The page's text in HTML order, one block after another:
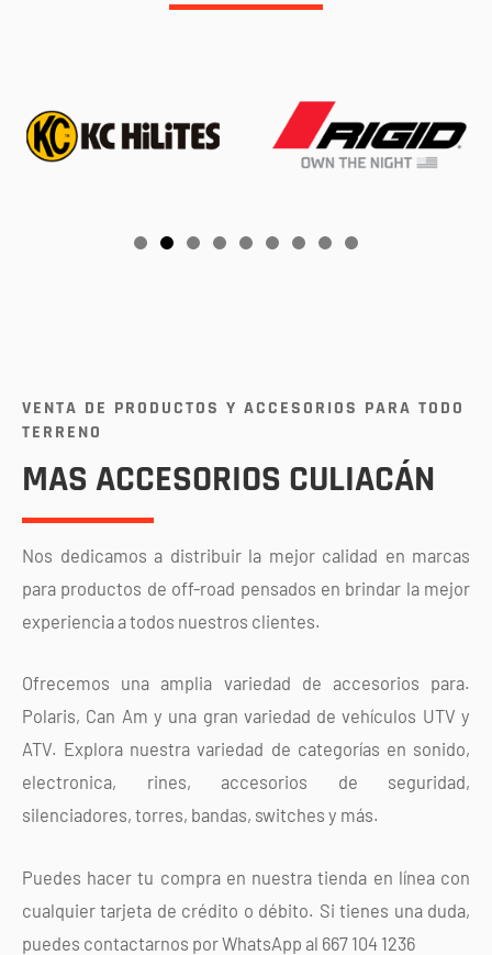
VENTA DE PRODUCTOS Y ACCESORIOS PARA TODO
TERRENO
MAS ACCESORIOS CULIACÁN
Nos dedicamos a distribuir la mejor calidad en marcas
para productos de off-road pensados en brindar la mejor
experiencia a todos nuestros clientes.
Ofrecemos una amplia variedad de accesorios para.
Polaris, Can Am y una gran variedad de vehículos UTV y
ATV. Explora nuestra variedad de categorías en sonido,
electronica, rines, accesorios de seguridad,
silenciadores, torres, bandas, switches y más.
Puedes hacer tu compra en nuestra tienda en línea con
cualquier tarjeta de crédito o débito. Si tienes una duda,
puedes contactarnos por WhatsApp al 667 104 1236